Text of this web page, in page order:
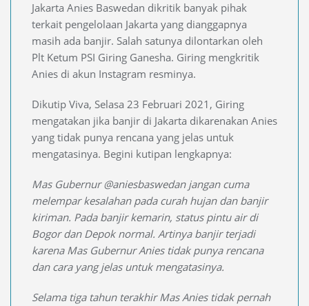
Jakarta Anies Baswedan dikritik banyak pihak
terkait pengelolaan Jakarta yang dianggapnya
masih ada banjir. Salah satunya dilontarkan oleh
Plt Ketum PSI Giring Ganesha. Giring mengkritik
Anies di akun Instagram resminya.
Dikutip Viva, Selasa 23 Februari 2021, Giring
mengatakan jika banjir di Jakarta dikarenakan Anies
yang tidak punya rencana yang jelas untuk
mengatasinya. Begini kutipan lengkapnya:
Mas Gubernur @aniesbaswedan jangan cuma
melempar kesalahan pada curah hujan dan banjir
kiriman. Pada banjir kemarin, status pintu air di
Bogor dan Depok normal. Artinya banjir terjadi
karena Mas Gubernur Anies tidak punya rencana
dan cara yang jelas untuk mengatasinya.
Selama tiga tahun terakhir Mas Anies tidak pernah